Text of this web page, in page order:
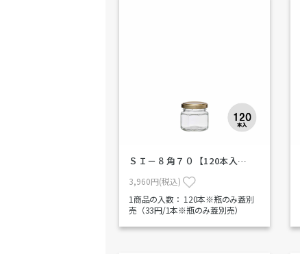
ＳＩ－８角７０【120本入…
3,960円(税込)
1商品の入数： 120本※瓶のみ蓋別
売（33円/1本※瓶のみ蓋別売）